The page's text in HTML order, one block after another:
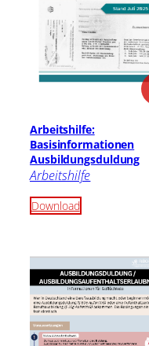
Arbeitshilfe:
Basisinformationen
Ausbildungsduldung
Arbeitshilfe
Download